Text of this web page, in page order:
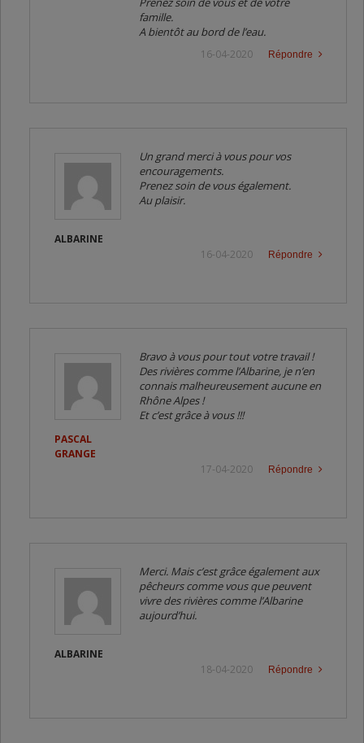
famille.
A bientôt au bord de l’eau.
Répondre
16-04-2020
ALBARINE
Un grand merci à vous pour vos
encouragements.
Prenez soin de vous également.
Au plaisir.
Répondre
16-04-2020
PASCAL
GRANGE
Bravo à vous pour tout votre travail !
Des rivières comme l’Albarine, je n’en
connais malheureusement aucune en
Rhône Alpes !
Et c’est grâce à vous !!!
Répondre
17-04-2020
ALBARINE
Merci. Mais c’est grâce également aux
pêcheurs comme vous que peuvent
vivre des rivières comme l’Albarine
aujourd’hui.
Répondre
18-04-2020